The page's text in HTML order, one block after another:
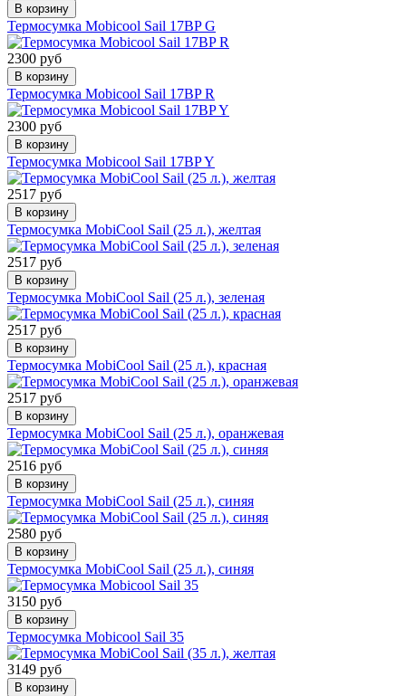
В корзину
Термосумка Mobicool Sail 17BP G
2300 руб
В корзину
Термосумка Mobicool Sail 17BP R
2300 руб
В корзину
Термосумка Mobicool Sail 17BP Y
2517 руб
В корзину
Термосумка MobiCool Sail (25 л.), желтая
2517 руб
В корзину
Термосумка MobiCool Sail (25 л.), зеленая
2517 руб
В корзину
Термосумка MobiCool Sail (25 л.), красная
2517 руб
В корзину
Термосумка MobiCool Sail (25 л.), оранжевая
2516 руб
В корзину
Термосумка MobiCool Sail (25 л.), синяя
2580 руб
В корзину
Термосумка MobiCool Sail (25 л.), синяя
3150 руб
В корзину
Термосумка Mobicool Sail 35
3149 руб
В корзину